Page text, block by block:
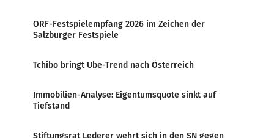
ORF-Festspielempfang 2026 im Zeichen der
Salzburger Festspiele
Tchibo bringt Ube-Trend nach Österreich
Immobilien-Analyse: Eigentumsquote sinkt auf
Tiefstand
Stiftungsrat Lederer wehrt sich in den SN gegen